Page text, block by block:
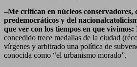
–Me critican en núcleos conservadores,
predemocráticos y del
que ver con los tiempos en que vivimos:
concedido trece medallas de la ciudad
vírgenes y arbitrado una política de
conocida como “el urbanismo morado”.